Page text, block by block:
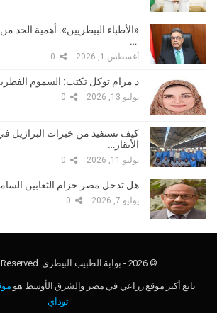
«الأطباء البيطريين»: أهمية
…
أغسطس 1, 2026
د مرام توكل تكتب: السموم
يوليو 13, 2026
كيف نستفيد من خبرات البرازيل
الأبقار…
يوليو 11, 2026
هل تدخل مصر حزام الثعابين
يوليو 7, 2026
© 2026 - بوابة الطبيب البيطري. All Rights Reserved.
تابع أكبر موقع زراعي في مصر والشرق الأوسط هو
توداي